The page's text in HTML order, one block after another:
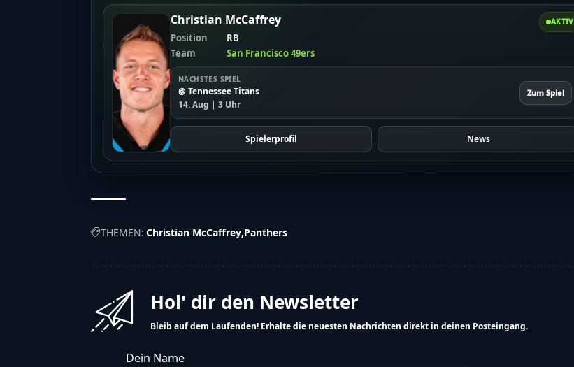
AKTIV
Christian McCaffrey
Position
RB
Team
San Francisco 49ers
NÄCHSTES SPIEL
@ Tennessee Titans
14. Aug | 3 Uhr
Zum Spiel
Spielerprofil News
THEMEN: Christian McCaffrey Panthers
Hol' dir den Newsletter
Bleib auf dem Laufenden! Erhalte die neuesten Nachrichten direkt in deinen Posteingang.
Dein Name